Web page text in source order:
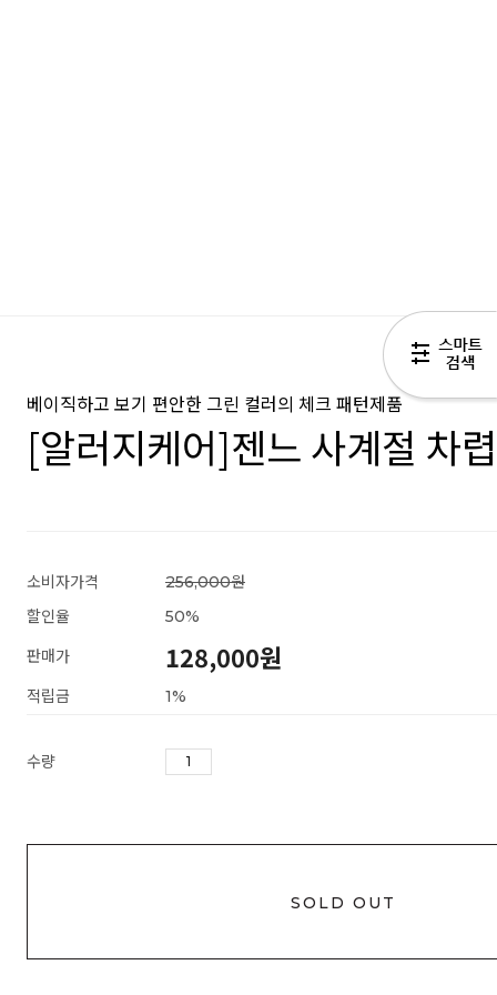
베이직하고 보기 편안한 그린 컬러의 체크 패턴제품
[알러지케어]젠느 사계절 차
소비자가격
256,000원
할인율
50%
판매가
128,000원
적립금 1%
수량
SOLD OUT